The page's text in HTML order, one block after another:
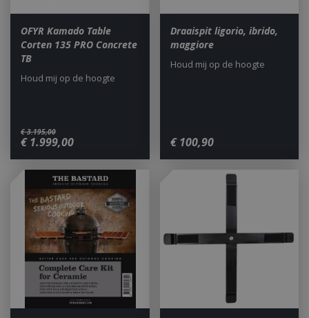
OFYR Kamado Table
Corten 135 PRO Concrete
TB
€ 3.195,00
€ 1.999,00
Houd mij op de hoogte
Draaispit ligorio, ibrido,
maggiore
€ 100,90
Houd mij op de hoogte